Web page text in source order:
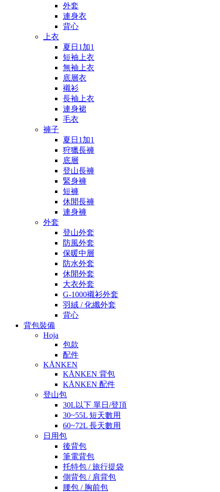
外套
連身衣
背心
上衣
夏日1加1
短袖上衣
無袖上衣
底層衣
襯衫
長袖上衣
連身裙
毛衣
褲子
夏日1加1
狩獵長褲
底層
登山長褲
緊身褲
短褲
休閒長褲
連身褲
外套
登山外套
防風外套
保暖中層
防水外套
休閒外套
大衣外套
G-1000襯衫外套
羽絨 / 化纖外套
背心
背包裝備
Hoja
包款
配件
KÅNKEN
KÅNKEN 背包
KÅNKEN 配件
登山包
30L以下 單日/登頂
30~55L 短天數用
60~72L 長天數用
日用包
後背包
筆電背包
托特包 / 旅行提袋
側背包 / 肩背包
腰包 / 胸前包